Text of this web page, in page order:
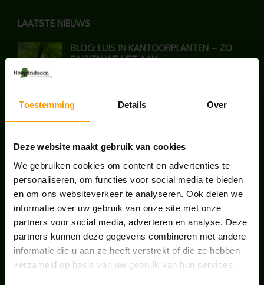
Toestemming Details Over
Deze website maakt gebruik van cookies
We gebruiken cookies om content en advertenties te
personaliseren, om functies voor social media te bieden
en om ons websiteverkeer te analyseren. Ook delen we
informatie over uw gebruik van onze site met onze
partners voor social media, adverteren en analyse. Deze
partners kunnen deze gegevens combineren met andere
informatie die u aan ze heeft verstrekt of die ze hebben
verzameld op basis van uw gebruik van hun services.
LAATSTE NIEUWS
BLOG: LUIS IN KANTOORPLANTEN – ZO
PAKKEN WE HET AAN
UNION HOUSE UTRECHT
juli 28, 2026
ONS TEAM GROEIT VERDER
juni 17, 2026
HANDIGE LINKS
Office plants